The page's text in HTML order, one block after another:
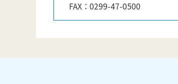
FAX： 0299-47-0500